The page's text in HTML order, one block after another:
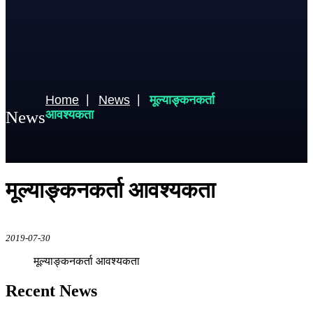
News
Home News
मूल्याङ्कनकर्ता
आवश्यकता
मूल्याङ्कनकर्ता आवश्यकता
2019-07-30
मूल्याङ्कनकर्ता आवश्यकता
Recent News